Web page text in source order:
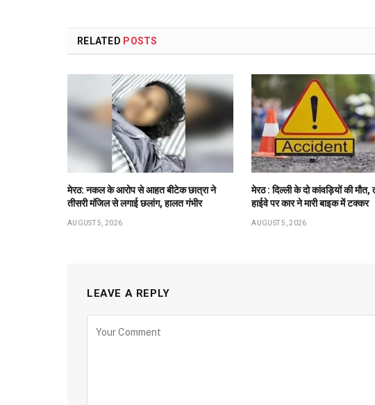
RELATED POSTS
मेरठ: नकल के आरोप से आहत बीटेक छात्रा ने
तीसरी मंजिल से लगाई छलांग, हालत गंभीर
AUGUST 5, 2026
मेरठ : दिल्ली के दो कांवड़ियों की मौत,
हाईवे पर कार ने मारी बाइक में टक्कर
AUGUST 5, 2026
LEAVE A REPLY